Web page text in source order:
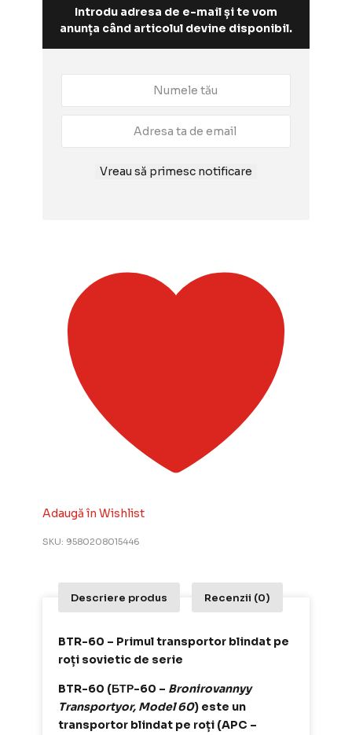
Introdu adresa de e-mail și te vom
anunța când articolul devine disponibil.
Vreau să primesc notificare
Adaugă în Wishlist
SKU: 9580208015446
Descriere produs Recenzii (0)
BTR-60 – Primul transportor blindat pe
roți sovietic de serie
BTR-60 (БТР-60 – Bronirovannyy
Transportyor, Model 60) este un
transportor blindat pe roți (APC –